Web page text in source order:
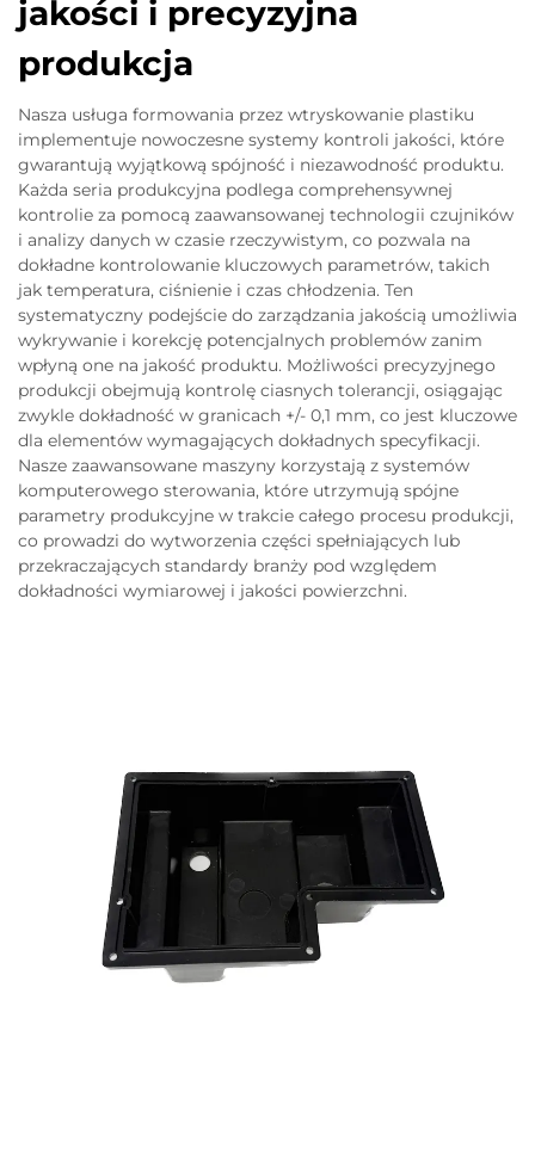
jakości i precyzyjna
produkcja
Nasza usługa formowania przez wtryskowanie plastiku
implementuje nowoczesne systemy kontroli jakości, które
gwarantują wyjątkową spójność i niezawodność produktu.
Każda seria produkcyjna podlega comprehensywnej
kontrolie za pomocą zaawansowanej technologii czujników
i analizy danych w czasie rzeczywistym, co pozwala na
dokładne kontrolowanie kluczowych parametrów, takich
jak temperatura, ciśnienie i czas chłodzenia. Ten
systematyczny podejście do zarządzania jakością umożliwia
wykrywanie i korekcję potencjalnych problemów zanim
wpłyną one na jakość produktu. Możliwości precyzyjnego
produkcji obejmują kontrolę ciasnych tolerancji, osiągając
zwykle dokładność w granicach +/- 0,1 mm, co jest kluczowe
dla elementów wymagających dokładnych specyfikacji.
Nasze zaawansowane maszyny korzystają z systemów
komputerowego sterowania, które utrzymują spójne
parametry produkcyjne w trakcie całego procesu produkcji,
co prowadzi do wytworzenia części spełniających lub
przekraczających standardy branży pod względem
dokładności wymiarowej i jakości powierzchni.